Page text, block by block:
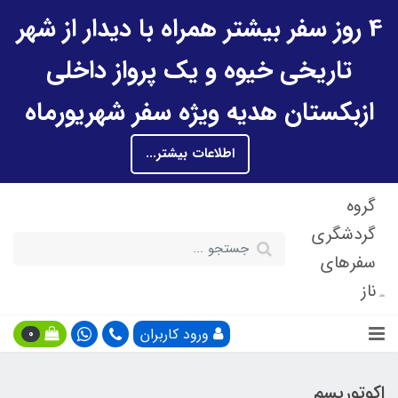
4 روز سفر بیشتر همراه با دیدار از شهر
تاریخی خیوه و یک پرواز داخلی
ازبکستان هدیه ویژه سفر شهریورماه
اطلاعات بیشتر...
گروه
گردشگری
سفرهای
ناز
ورود کاربران 0